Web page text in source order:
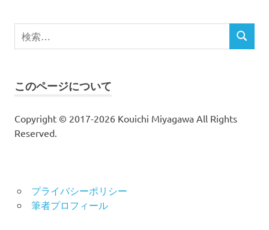
検
索
検
このページについて
Copyright © 2017-2026 Kouichi Miyagawa All Rights
Reserved.
プライバシーポリシー
筆者プロフィール